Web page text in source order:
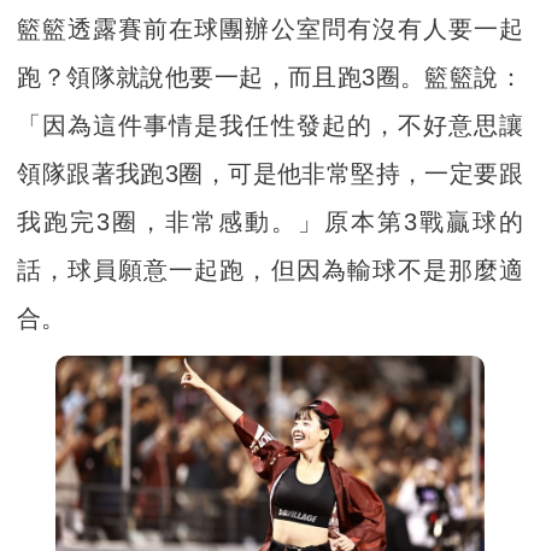
籃籃透露賽前在球團辦公室問有沒有人要一起
跑？領隊就說他要一起，而且跑3圈。籃籃說：
「因為這件事情是我任性發起的，不好意思讓
領隊跟著我跑3圈，可是他非常堅持，一定要跟
我跑完3圈，非常感動。」原本第3戰贏球的
話，球員願意一起跑，但因為輸球不是那麼適
合。